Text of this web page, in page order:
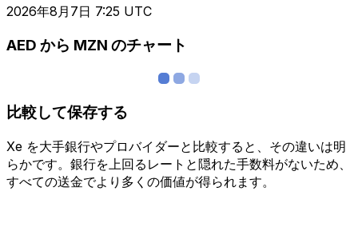
2026年8月7日 7:25 UTC
AED から MZN のチャート
比較して保存する
Xe を大手銀行やプロバイダーと比較すると、その違いは明
らかです。銀行を上回るレートと隠れた手数料がないため、
すべての送金でより多くの価値が得られます。